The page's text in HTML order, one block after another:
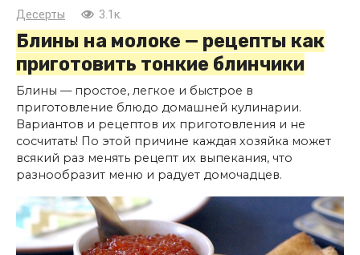
Десерты 3.1к.
Блины на молоке — рецепты как
приготовить тонкие блинчики
Блины — простое, легкое и быстрое в
приготовление блюдо домашней кулинарии.
Вариантов и рецептов их приготовления и не
сосчитать! По этой причине каждая хозяйка может
всякий раз менять рецепт их выпекания, что
разнообразит меню и радует домочадцев.